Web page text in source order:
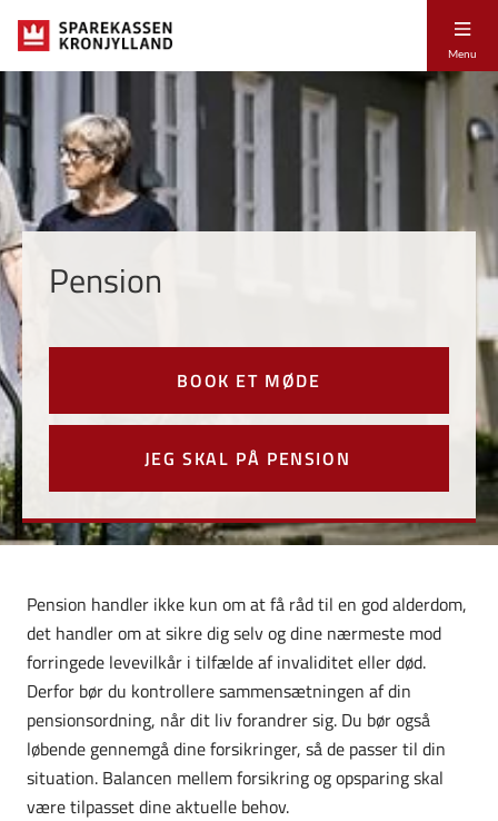
Menu
Pension
BOOK ET MØDE
JEG SKAL PÅ PENSION
Pension handler ikke kun om at få råd til en god alderdom,
det handler om at sikre dig selv og dine nærmeste mod
forringede levevilkår i tilfælde af invaliditet eller død.
Derfor bør du kontrollere sammensætningen af din
pensionsordning, når dit liv forandrer sig. Du bør også
løbende gennemgå dine forsikringer, så de passer til din
situation. Balancen mellem forsikring og opsparing skal
være tilpasset dine aktuelle behov.